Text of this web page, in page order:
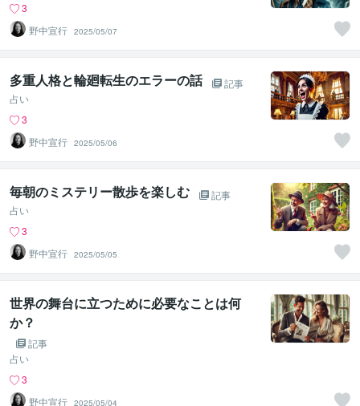
3
野中宣行 2025/05/07
多重人格と輪廻転生のエラーの話
記事
占い
3
野中宣行 2025/05/06
毎朝のミステリー散歩を楽しむ
記事
占い
3
野中宣行 2025/05/05
世界の舞台に立つために必要なことは何
か？
記事
占い
3
野中宣行 2025/05/04